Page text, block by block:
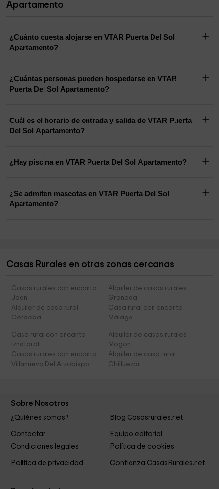
Apartamento
¿Cuánto cuesta alojarse en VTAR Puerta Del Sol
Apartamento?
¿Cuántas personas pueden hospedarse en VTAR
Puerta Del Sol Apartamento?
Cuál es el horario de entrada y salida de VTAR Puerta
Del Sol Apartamento?
¿Hay piscina en VTAR Puerta Del Sol Apartamento?
¿Se admiten mascotas en VTAR Puerta Del Sol
Apartamento?
Casas Rurales en otras zonas cercanas
Casas rurales con encanto
Jaén
Alquiler de casas rurales
Granada
Alquiler de casa rural
Córdoba
Casa rural con encanto
Málaga
Casa rural con encanto
Iznatoraf
Alquiler de casas rurales
Mogon
Casas rurales con encanto
Villanueva Del Arzobispo
Alquiler de casa rural
Chilluevar
Sobre Nosotros
¿Quiénes somos? Blog Casasrurales.net
Contactar
Equipo editorial
Condiciones legales
Política de cookies
Política de privacidad Confianza CasasRurales.net